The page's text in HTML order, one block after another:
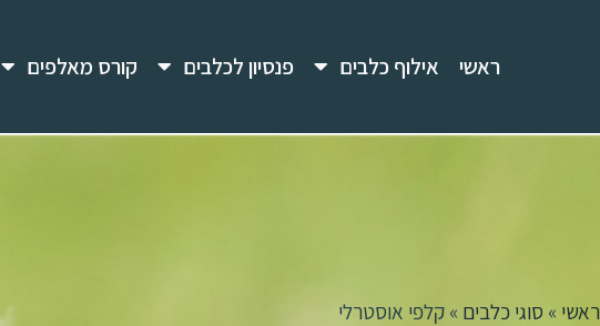
ראשי אילוף כלבים פנסיון לכלבים קורס מאלפים
ראשי » סוגי כלבים » קלפי אוסטרלי